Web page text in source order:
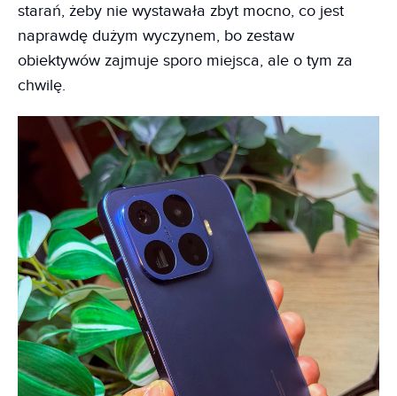
starań, żeby nie wystawała zbyt mocno, co jest
naprawdę dużym wyczynem, bo zestaw
obiektywów zajmuje sporo miejsca, ale o tym za
chwilę.